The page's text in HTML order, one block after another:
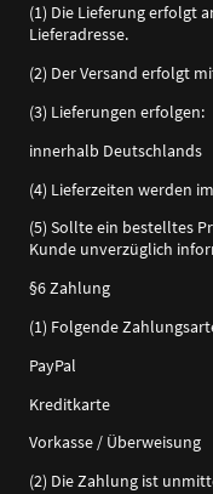
(1) Die Lieferung erfolgt
Lieferadresse.
(2) Der Versand erfolgt
(3) Lieferungen erfolgen:
innerhalb Deutschlands
(4) Lieferzeiten werden
(5) Sollte ein bestelltes
Kunde unverzüglich
§6 Zahlung
(1) Folgende
PayPal
Kreditkarte
Vorkasse / Überweisung
(2) Die Zahlung ist